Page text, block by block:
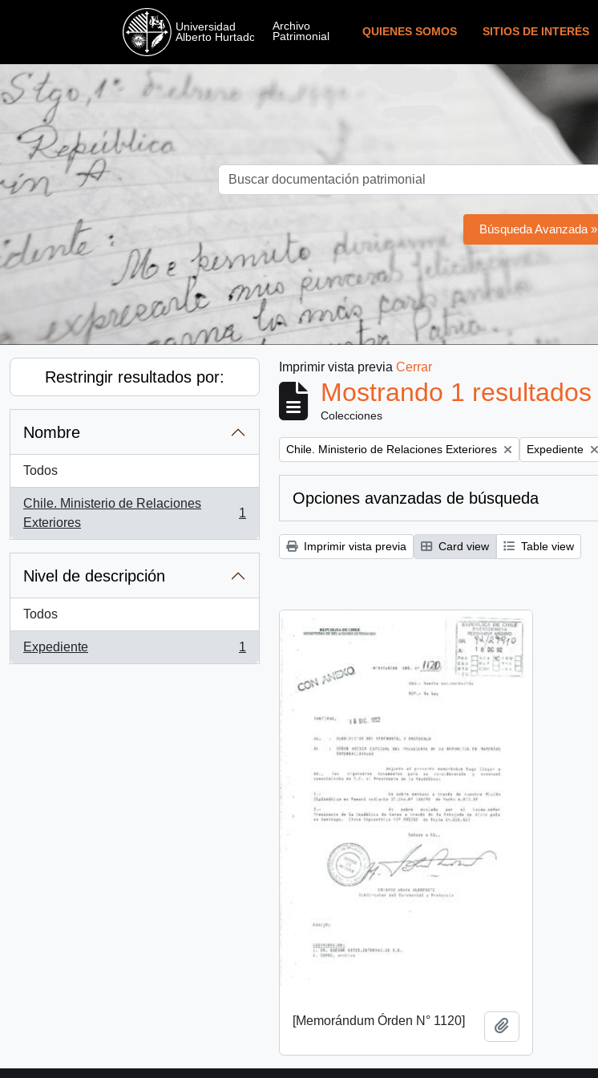
QUIENES SOMOS SITIOS DE INTERÉS
Búsqueda Avanzada »
Restringir resultados por:
Nombre
Todos
Chile. Ministerio de Relaciones
Exteriores
, 1 resultados
1
Nivel de descripción
Todos
Expediente
, 1 resultados
1
Imprimir vista previa Cerrar
Mostrando 1 resultados
Colecciones
Remove filter:
Chile. Ministerio de Relaciones Exteriores Remove filter:
Expediente
Opciones avanzadas de búsqueda
Imprimir vista previa Card view Table view
[Memorándum Órden N° 1120]